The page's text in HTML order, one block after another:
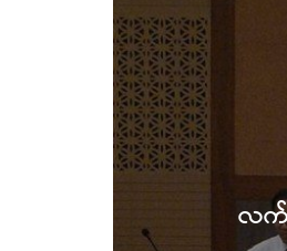
လက်